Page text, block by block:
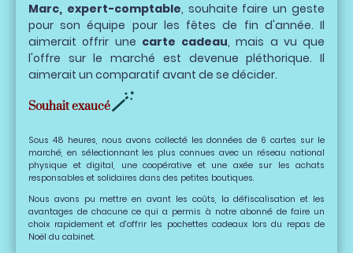
Marc, expert-comptable, souhaite faire un geste
pour son équipe pour les fêtes de fin d'année. Il
aimerait offrir une carte cadeau, mais a vu que
l'offre sur le marché est devenue pléthorique. Il
aimerait un comparatif avant de se décider.
Souhait exaucé🪄
Sous 48 heures, nous avons collecté les données de 6 cartes sur le
marché, en sélectionnant les plus connues avec un réseau national
physique et digital, une coopérative et une axée sur les achats
responsables et solidaires dans des petites boutiques.
Nous avons pu mettre en avant les coûts, la défiscalisation et les
avantages de chacune ce qui a permis à notre abonné de faire un
choix rapidement et d'offrir les pochettes cadeaux lors du repas de
Noël du cabinet.